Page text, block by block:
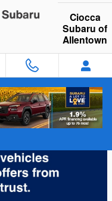
Ciocca
Subaru of
Allentown